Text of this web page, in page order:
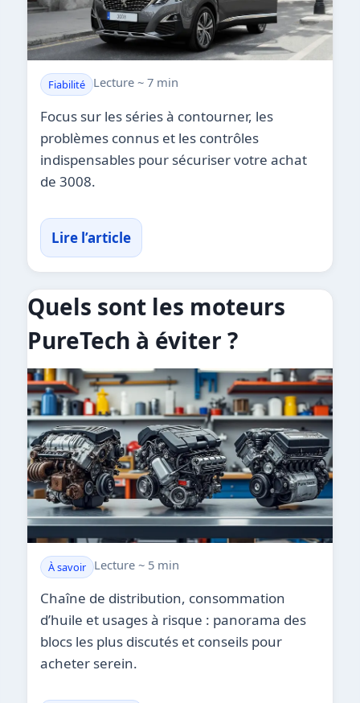
Fiabilité Lecture ~ 7 min
Focus sur les séries à contourner, les
problèmes connus et les contrôles
indispensables pour sécuriser votre achat
de 3008.
Lire l’article
Quels sont les moteurs
PureTech à éviter ?
À savoir Lecture ~ 5 min
Chaîne de distribution, consommation
d’huile et usages à risque : panorama des
blocs les plus discutés et conseils pour
acheter serein.